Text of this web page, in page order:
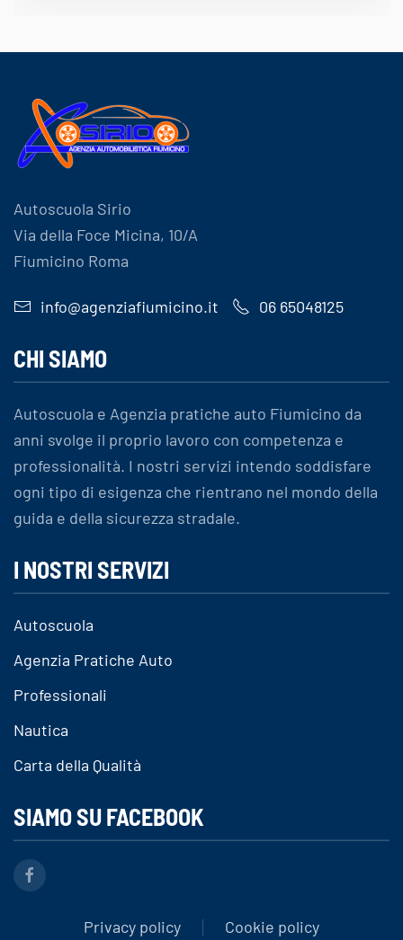
Autoscuola Sirio
Via della Foce Micina, 10/A
Fiumicino Roma
info@agenziafiumicino.it 06 65048125
CHI SIAMO
Autoscuola e Agenzia pratiche auto Fiumicino da
anni svolge il proprio lavoro con competenza e
professionalità. I nostri servizi intendo soddisfare
ogni tipo di esigenza che rientrano nel mondo della
guida e della sicurezza stradale.
I NOSTRI SERVIZI
Autoscuola
Agenzia Pratiche Auto
Professionali
Nautica
Carta della Qualità
SIAMO SU FACEBOOK
Privacy policy Cookie policy